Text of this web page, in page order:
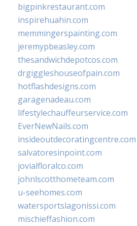
bigpinkrestaurant.com
inspirehuahin.com
memmingerspainting.com
jeremypbeasley.com
thesandwichdepotcos.com
drgiggleshouseofpain.com
hotflashdesigns.com
garagenadeau.com
lifestylechauffeurservice.com
EverNewNails.com
insideoutdecoratingcentre.com
salvatoresinpoint.com
jovialfloralco.com
johnlscotthometeam.com
u-seehomes.com
watersportslagonissi.com
mischieffashion.com